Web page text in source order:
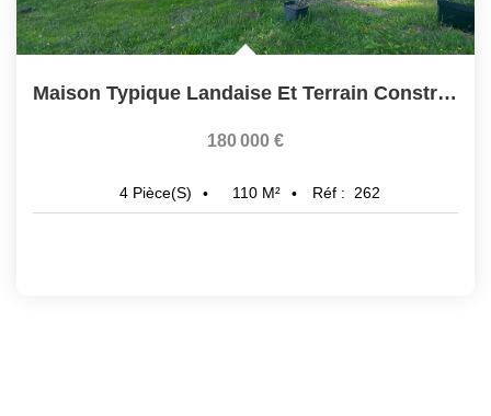
Maison Typique Landaise Et Terrain Constructible
180 000 €
4 Pièce(s) 110 M² Réf : 262